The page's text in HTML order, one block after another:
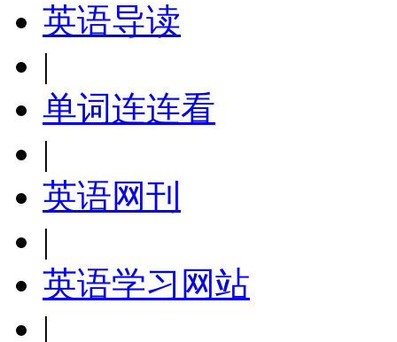
英语导读
|
单词连连看
|
英语网刊
|
英语学习网站
|